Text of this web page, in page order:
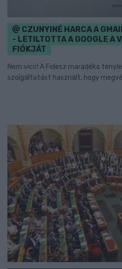
CZUNYINÉ HARCA A
- LETILTOTTA A GOOGLE A
FIÓKJÁT
Nem vicc! A Fidesz maradéka
szolgáltatást használt, hogy